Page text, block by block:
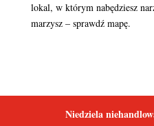
lokal, w którym nabędziesz
marzysz – sprawdź mapę.
Niedziela